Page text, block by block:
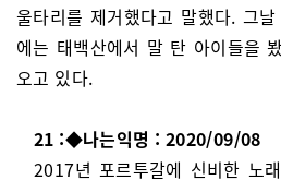
울타리를 제거했다고 말했다. 그
에는 태백산에서 말 탄 아이들을
오고 있다.
21 :◆나는익명 : 2020/09/08
2017년 포르투갈에 신비한 노